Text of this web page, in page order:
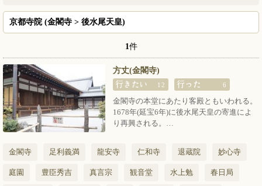
京都寺院 (金閣寺 > 後水尾天皇)
1件
方丈(金閣寺)
12 6
金閣寺の本堂にあたり客殿ともいわれる。
1678年(延宝6年)に後水尾天皇の寄進によ
り再興される。…
金閣寺 足利義満 龍安寺 仁和寺 退蔵院 妙心寺
庭園 豊臣秀吉 真言宗 観音堂 水上勉 春日局